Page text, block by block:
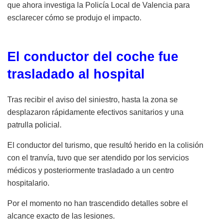
que ahora investiga la Policía Local de Valencia para
esclarecer cómo se produjo el impacto.
El conductor del coche fue
trasladado al hospital
Tras recibir el aviso del siniestro, hasta la zona se
desplazaron rápidamente efectivos sanitarios y una
patrulla policial.
El conductor del turismo, que resultó herido en la colisión
con el tranvía, tuvo que ser atendido por los servicios
médicos y posteriormente trasladado a un centro
hospitalario.
Por el momento no han trascendido detalles sobre el
alcance exacto de las lesiones.